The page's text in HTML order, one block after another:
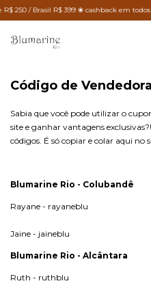
250 / Brasil R$ 399 ❀ cashback em todos
Código de Vendedora
Sabia que você pode utilizar o
site e ganhar vantagens
códigos. É só copiar e colar aqui no
Blumarine Rio - Colubandê
Rayane - rayaneblu
Jaine - jaineblu
Blumarine Rio - Alcântara
Ruth - ruthblu